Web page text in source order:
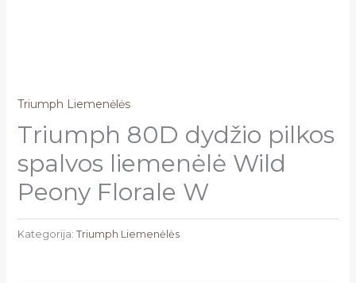
Triumph Liemenėlės
Triumph 80D dydžio pilkos
spalvos liemenėlė Wild
Peony Florale W
Kategorija: Triumph Liemenėlės